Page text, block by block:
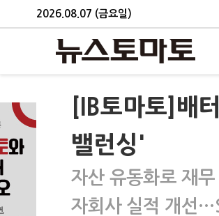
2026.08.07 (금요일)
[IB토마토]배
밸런싱'
자산 유동화로 재
자회사 실적 개선